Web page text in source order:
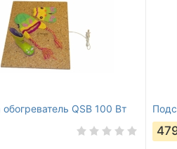
QSB 100 Вт